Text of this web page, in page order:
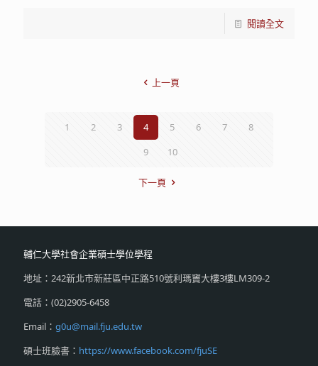
閱讀全文
上一頁
1 2 3 4 5 6 7
8
9
10
下一頁
輔仁大學社會企業碩士學位學程
地址：242新北市新莊區中正路510號利瑪竇大樓3樓LM309-2
電話：(02)2905-6458
Email： g0u@mail.fju.edu.tw
碩士班臉書： https://www.facebook.com/fjuSE